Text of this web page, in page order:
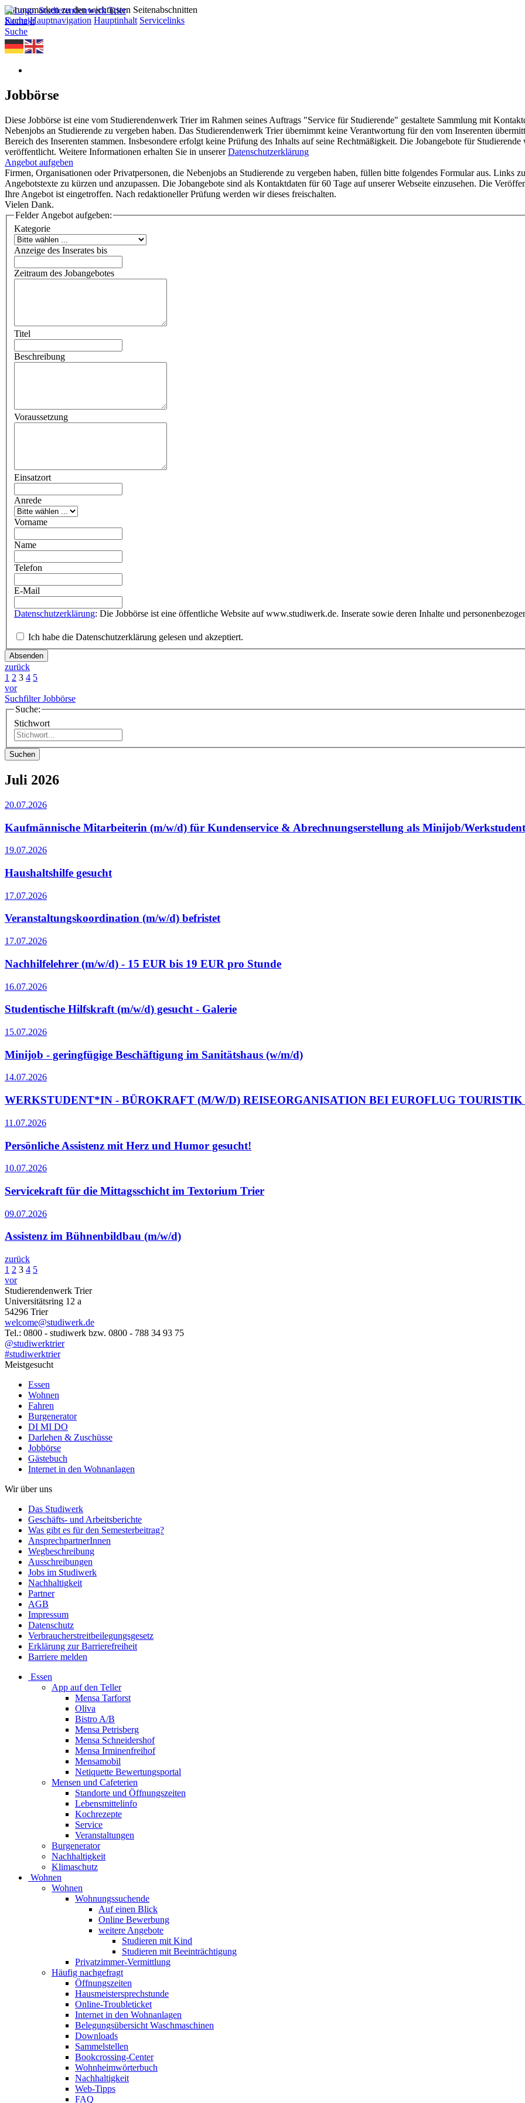
Sprungmarken zu den wichtigsten Seitenabschnitten
Suche Hauptnavigation Hauptinhalt Servicelinks
Kontakt
Suche
Jobbörse
Diese Jobbörse ist eine vom Studierendenwerk Trier im Rahmen seines Auftrags "Service für Studierende" gestaltete Sammlung mit
Nebenjobs an Studierende zu vergeben haben. Das Studierendenwerk Trier übernimmt keine Verantwortung für den vom Inserenten
Bereich des Inserenten stammen. Insbesondere erfolgt keine Prüfung des Inhalts auf seine Rechtmäßigkeit. Die Jobangebote für
veröffentlicht. Weitere Informationen erhalten Sie in unsererDatenschutzerklärung
Angebot aufgeben
Firmen, Organisationen oder Privatpersonen, die Nebenjobs an Studierende zu vergeben haben, füllen bitte folgendes Formular aus. Links
Angebotstexte zu kürzen und anzupassen. Die Jobangebote sind als Kontaktdaten für 60 Tage auf unserer Webseite einzusehen. Die
Ihre Angebot ist eingetroffen. Nach redaktioneller Prüfung werden wir dieses freischalten.
Vielen Dank.
Felder Angebot aufgeben:
Kategorie
Anzeige des Inserates bis
Zeitraum des Jobangebotes
Titel
Beschreibung
Voraussetzung
Einsatzort
Anrede
Vorname
Name
Telefon
E-Mail
Datenschutzerklärung
Ich habe die Datenschutzerklärung gelesen und akzeptiert.
Absenden
zurück
1 2 3 4 5
vor
Suchfilter Jobbörse
Suche:
Stichwort
Suchen
Juli 2026
20.07.2026
Kaufmännische Mitarbeiterin (m/w/d) für Kundenservice & Abrechnungserstellung als Minijob/
19.07.2026
Haushaltshilfe gesucht
17.07.2026
Veranstaltungskoordination (m/w/d) befristet
17.07.2026
Nachhilfelehrer (m/w/d) - 15 EUR bis 19 EUR pro Stunde
16.07.2026
Studentische Hilfskraft (m/w/d) gesucht - Galerie
15.07.2026
Minijob - geringfügige Beschäftigung im Sanitätshaus (w/m/d)
14.07.2026
WERKSTUDENT*IN - BÜROKRAFT (M/W/D) REISEORGANISATION BEI EUROFLUG
11.07.2026
Persönliche Assistenz mit Herz und Humor gesucht!
10.07.2026
Servicekraft für die Mittagsschicht im Textorium Trier
09.07.2026
Assistenz im Bühnenbildbau (m/w/d)
zurück
1 2 3 4 5
vor
Studierendenwerk Trier
Universitätsring 12 a
54296 Trier
welcome@studiwerk.de
Tel.: 0800 - studiwerk bzw. 0800 - 788 34 93 75
@studiwerktrier
#studiwerktrier
Meistgesucht
Essen
Wohnen
Fahren
Burgenerator
DI MI DO
Darlehen & Zuschüsse
Jobbörse
Gästebuch
Internet in den Wohnanlagen
Wir über uns
Das Studiwerk
Geschäfts- und Arbeitsberichte
Was gibt es für den Semesterbeitrag?
AnsprechpartnerInnen
Wegbeschreibung
Ausschreibungen
Jobs im Studiwerk
Nachhaltigkeit
Partner
AGB
Impressum
Datenschutz
Verbraucherstreitbeilegungsgesetz
Erklärung zur Barrierefreiheit
Barriere melden
Essen
App auf den Teller
Mensa Tarforst
Oliva
Bistro A/B
Mensa Petrisberg
Mensa Schneidershof
Mensa Irminenfreihof
Mensamobil
Netiquette Bewertungsportal
Mensen und Cafeterien
Standorte und Öffnungszeiten
Lebensmittelinfo
Kochrezepte
Service
Veranstaltungen
Burgenerator
Nachhaltigkeit
Klimaschutz
Wohnen
Wohnen
Wohnungssuchende
Auf einen Blick
Online Bewerbung
weitere Angebote
Studieren mit Kind
Studieren mit Beeinträchtigung
Privatzimmer-Vermittlung
Häufig nachgefragt
Öffnungszeiten
Hausmeistersprechstunde
Online-Troubleticket
Internet in den Wohnanlagen
Belegungsübersicht Waschmaschinen
Downloads
Sammelstellen
Bookcrossing-Center
Wohnheimwörterbuch
Nachhaltigkeit
Web-Tipps
FAQ